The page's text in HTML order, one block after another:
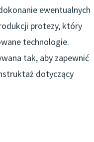
ewentualnych
protezy, który
technologie.
tak, aby zapewnić
dotyczący